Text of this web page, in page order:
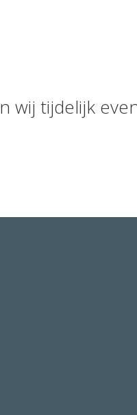
wij tijdelijk